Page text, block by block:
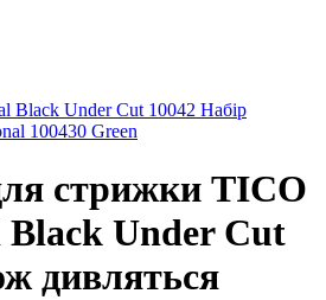
Black Under Cut 10042 Набір
100430 Green
стрижки TICO
Black Under Cut
дивляться